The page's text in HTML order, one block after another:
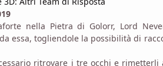
nella Pietra di Golorr, Lord
essa, togliendole la possibilità di
ritrovare i tre occhi e